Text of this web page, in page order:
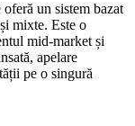
un sistem bazat
mixte. Este o
mid-market și
apelare
pe o singură